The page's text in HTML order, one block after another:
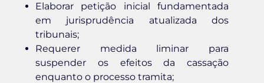
Elaborar petição inicial fundamentada
em jurisprudência atualizada dos
tribunais;
Requerer medida liminar para
suspender os efeitos da cassação
enquanto o processo tramita;